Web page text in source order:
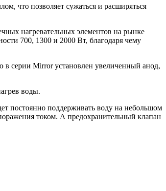
что позволяет сужаться и расширяться
нагревательных элементов на рынке
700, 1300 и 2000 Вт, благодаря чему
в серии Mirror установлен увеличенный анод,
воды.
постоянно поддерживать воду на небольшом
током. А предохранительный клапан